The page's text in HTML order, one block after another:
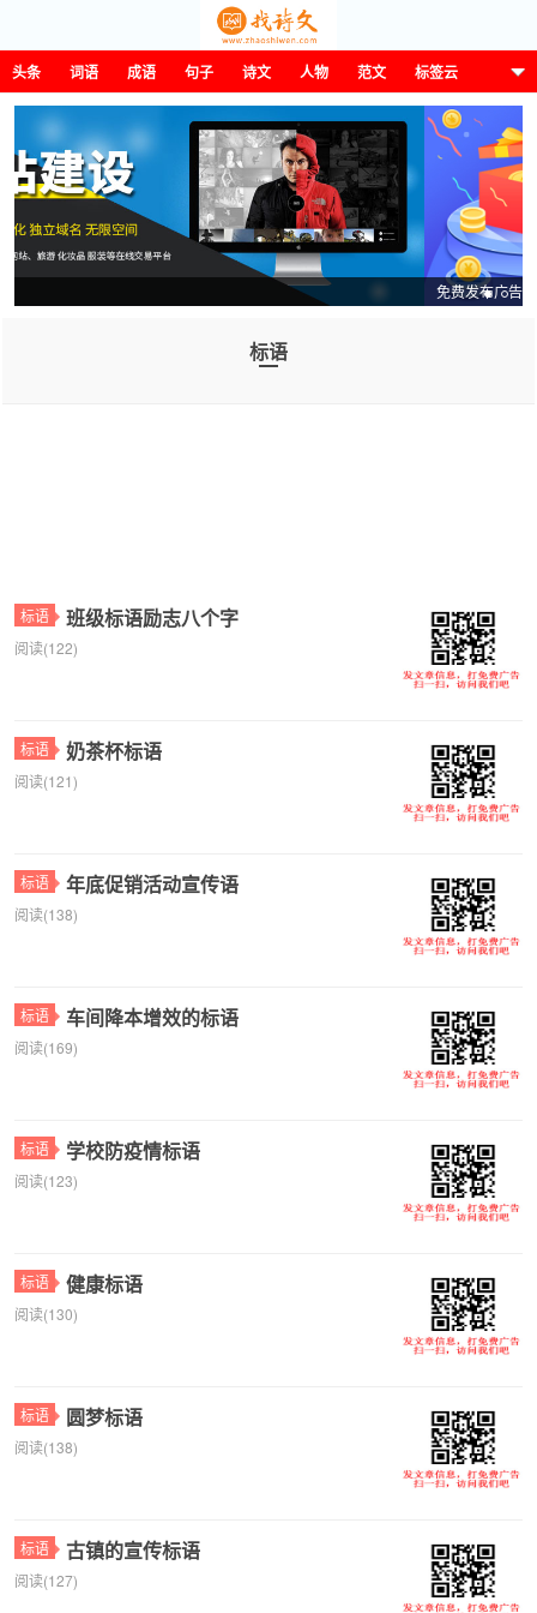
这诗那文找诗文
头条 词语 成语 句子 诗文 人物 范文 标签云
免费发布广告信息平台
标语
标语 班级标语励志八个字
阅读(122)
标语 奶茶杯标语
阅读(121)
标语 年底促销活动宣传语
阅读(138)
标语 车间降本增效的标语
阅读(169)
标语 学校防疫情标语
阅读(123)
标语 健康标语
阅读(130)
标语 圆梦标语
阅读(138)
标语 古镇的宣传标语
阅读(127)